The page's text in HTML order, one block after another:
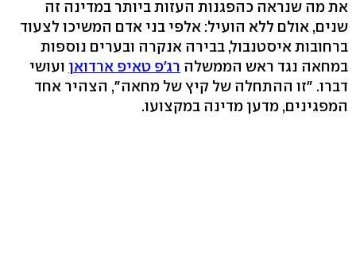
את מה שנראה כהפגנות העזות ביותר במדינה זה
שנים, אולם ללא הועיל: אלפי בני אדם המשיכו לצעוד
ברחובות איסטנבול, בבירה אנקרה ובערים נוספות
במחאה נגד ראש הממשלה רג'פ טאיפ ארדואן ועושי
דברו. "זו ההתחלה של קיץ של מחאה", הצהיר אחד
המפגינים, מדען מדינה במקצועו.